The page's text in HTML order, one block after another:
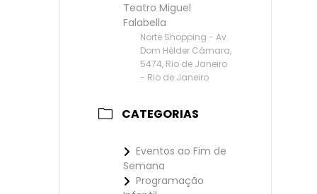
Teatro Miguel
Falabella
Norte Shopping - Av.
Dom Hélder Câmara,
5474, Rio de Janeiro
- Rio de Janeiro
CATEGORIAS
Eventos ao Fim de
Semana
Programação